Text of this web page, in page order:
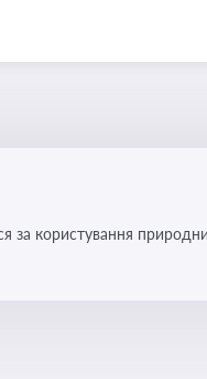
за користування